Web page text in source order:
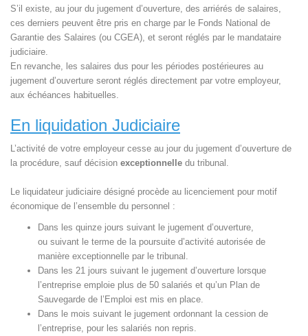
S’il existe, au jour du jugement d’ouverture, des arriérés de salaires,
ces derniers peuvent être pris en charge par le Fonds National de
Garantie des Salaires (ou CGEA), et seront réglés par le mandataire
judiciaire.
En revanche, les salaires dus pour les périodes postérieures au
jugement d’ouverture seront réglés directement par votre employeur,
aux échéances habituelles.
En liquidation Judiciaire
L’activité de votre employeur cesse au jour du jugement d’ouverture de
la procédure, sauf décision exceptionnelle du tribunal.
Le liquidateur judiciaire désigné procède au licenciement pour motif
économique de l’ensemble du personnel :
Dans les quinze jours suivant le jugement d’ouverture,
ou suivant le terme de la poursuite d’activité autorisée de
manière exceptionnelle par le tribunal.
Dans les 21 jours suivant le jugement d’ouverture lorsque
l’entreprise emploie plus de 50 salariés et qu’un Plan de
Sauvegarde de l’Emploi est mis en place.
Dans le mois suivant le jugement ordonnant la cession de
l’entreprise, pour les salariés non repris.